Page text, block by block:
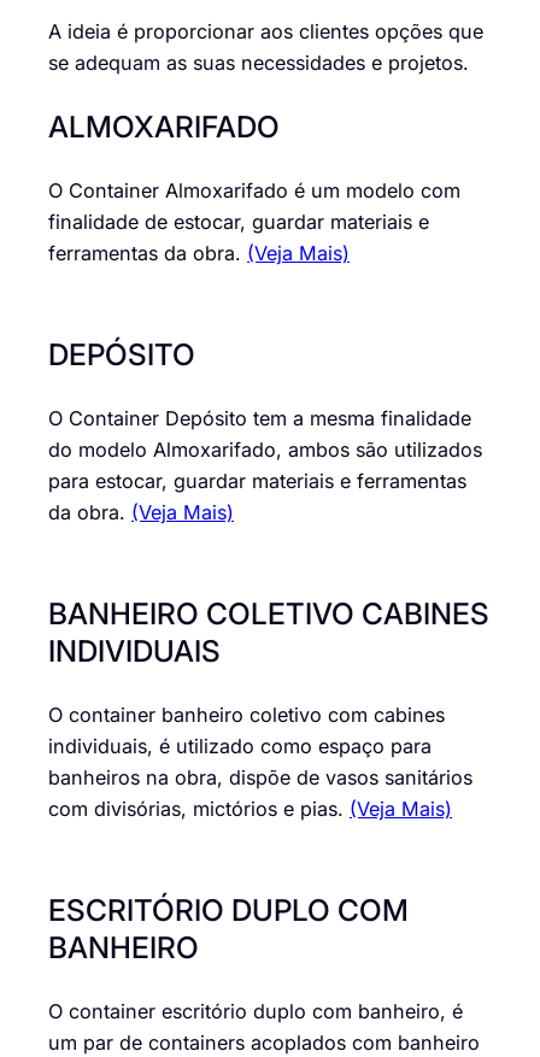
A ideia é proporcionar aos clientes opções que
se adequam as suas necessidades e projetos.
ALMOXARIFADO
O Container Almoxarifado é um modelo com
finalidade de estocar, guardar materiais e
ferramentas da obra. (Veja Mais)
DEPÓSITO
O Container Depósito tem a mesma finalidade
do modelo Almoxarifado, ambos são utilizados
para estocar, guardar materiais e ferramentas
da obra. (Veja Mais)
BANHEIRO COLETIVO CABINES
INDIVIDUAIS
O container banheiro coletivo com cabines
individuais, é utilizado como espaço para
banheiros na obra, dispõe de vasos sanitários
com divisórias, mictórios e pias. (Veja Mais)
ESCRITÓRIO DUPLO COM
BANHEIRO
O container escritório duplo com banheiro, é
um par de containers acoplados com banheiro